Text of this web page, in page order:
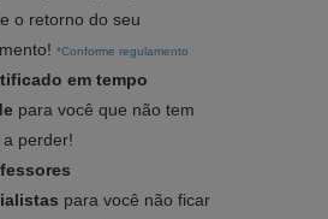
o retorno do seu
*Conforme regulamento
em tempo
para você que não tem
perder!
para você não ficar